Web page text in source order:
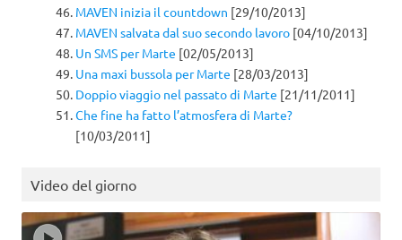
MAVEN inizia il countdown [29/10/2013]
MAVEN salvata dal suo secondo lavoro [04/10/2013]
Un SMS per Marte [02/05/2013]
Una maxi bussola per Marte [28/03/2013]
Doppio viaggio nel passato di Marte [21/11/2011]
Che fine ha fatto l’atmosfera di Marte?
[10/03/2011]
Video del giorno